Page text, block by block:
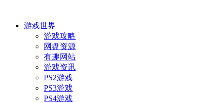
游戏世界
游戏攻略
网盘资源
有趣网站
游戏资讯
PS2游戏
PS3游戏
PS4游戏